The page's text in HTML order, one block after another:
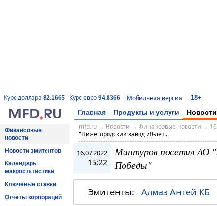
Курс доллара 82.1665 Курс евро 94.8366 Мобильная версия 18+
Главная Продукты и услуги Новости
Финансовые
новости
Новости эмитентов
Календарь
макростатистики
Ключевые ставки
Отчёты корпораций
mfd.ru→ Новости → Финансовые новости →
"Нижегородский завод 70-лет...
16.07.2022
15:22
Мантуров посетил АО
Победы"
Эмитенты: Алмаз Антей КБ